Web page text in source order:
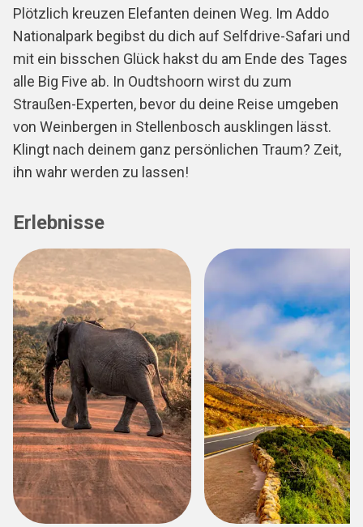
Plötzlich kreuzen Elefanten deinen Weg. Im Addo
Nationalpark begibst du dich auf Selfdrive-Safari und
mit ein bisschen Glück hakst du am Ende des Tages
alle Big Five ab. In Oudtshoorn wirst du zum
Straußen-Experten, bevor du deine Reise umgeben
von Weinbergen in Stellenbosch ausklingen lässt.
Klingt nach deinem ganz persönlichen Traum? Zeit,
ihn wahr werden zu lassen!
Erlebnisse